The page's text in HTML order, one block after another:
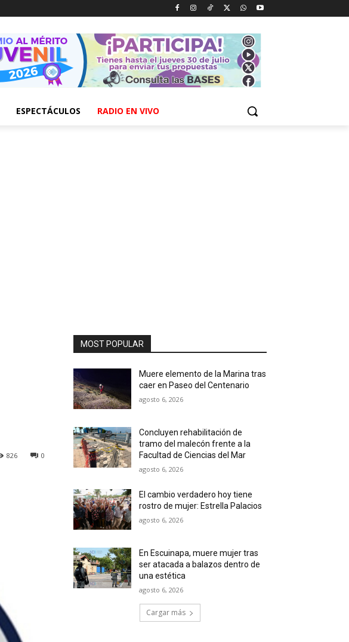
ESPECTÁCULOS RADIO EN VIVO
0
826
MOST POPULAR
Muere elemento de la Marina tras
caer en Paseo del Centenario
agosto 6, 2026
Concluyen rehabilitación de
tramo del malecón frente a la
Facultad de Ciencias del Mar
agosto 6, 2026
El cambio verdadero hoy tiene
rostro de mujer: Estrella Palacios
agosto 6, 2026
En Escuinapa, muere mujer tras
ser atacada a balazos dentro de
una estética
agosto 6, 2026
Cargar más